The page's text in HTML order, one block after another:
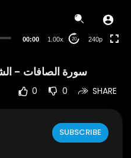
00:00 1.00x 20 240p
0 0 SHARE
SUBSCRIBE